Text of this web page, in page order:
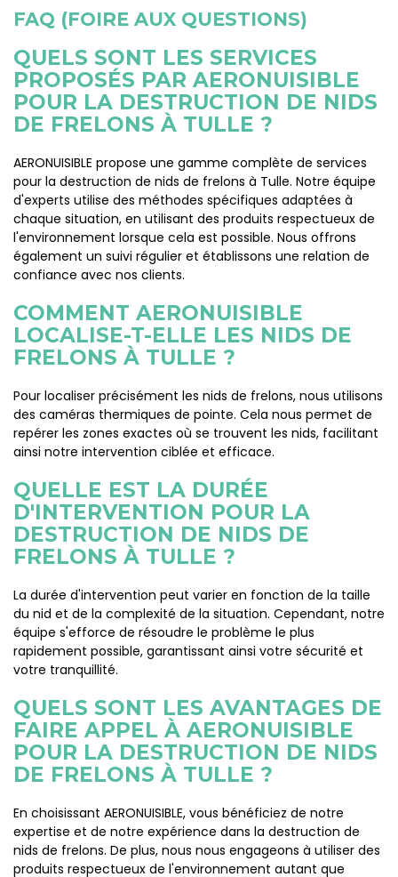
FAQ (FOIRE AUX QUESTIONS)
QUELS SONT LES SERVICES
PROPOSÉS PAR AERONUISIBLE
POUR LA DESTRUCTION DE NIDS
DE FRELONS À TULLE ?
AERONUISIBLE propose une gamme complète de services
pour la destruction de nids de frelons à Tulle. Notre équipe
d'experts utilise des méthodes spécifiques adaptées à
chaque situation, en utilisant des produits respectueux de
l'environnement lorsque cela est possible. Nous offrons
également un suivi régulier et établissons une relation de
confiance avec nos clients.
COMMENT AERONUISIBLE
LOCALISE-T-ELLE LES NIDS DE
FRELONS À TULLE ?
Pour localiser précisément les nids de frelons, nous utilisons
des caméras thermiques de pointe. Cela nous permet de
repérer les zones exactes où se trouvent les nids, facilitant
ainsi notre intervention ciblée et efficace.
QUELLE EST LA DURÉE
D'INTERVENTION POUR LA
DESTRUCTION DE NIDS DE
FRELONS À TULLE ?
La durée d'intervention peut varier en fonction de la taille
du nid et de la complexité de la situation. Cependant, notre
équipe s'efforce de résoudre le problème le plus
rapidement possible, garantissant ainsi votre sécurité et
votre tranquillité.
QUELS SONT LES AVANTAGES DE
FAIRE APPEL À AERONUISIBLE
POUR LA DESTRUCTION DE NIDS
DE FRELONS À TULLE ?
En choisissant AERONUISIBLE, vous bénéficiez de notre
expertise et de notre expérience dans la destruction de
nids de frelons. De plus, nous nous engageons à utiliser des
produits respectueux de l'environnement autant que